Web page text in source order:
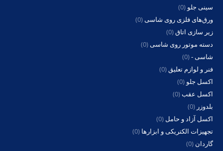
سینی جلو (0)
ورق‌های فلزی روی شاسی(0)
زیر سازی اتاق(0)
دسته موتور روی شاسی(0)
شاسی -(0)
فنر و لوازم تعلیق(0)
اکسل جلو (0)
اکسل عقب(0)
بلدوزر (0)
اکسل آزاد و حامل (0)
تجهیزات الکتریکی و ابزارها (0)
گاردان (0)